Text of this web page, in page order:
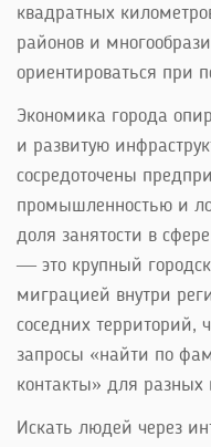
квадратных
районов и
ориентироваться при
Экономика города
и развитую
сосредоточены
промышленностью и
доля занятости в
— это крупный
миграцией внутри
соседних территорий,
запросы «найти по
контакты» для разных
Искать людей через